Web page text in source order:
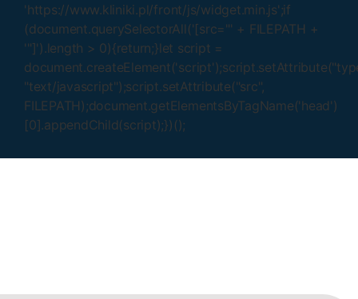
'https://www.kliniki.pl/front/js/widget.min.js';if
(document.querySelectorAll('[src="' + FILEPATH +
'"]').length > 0){return;}let script =
"text/javascript");script.setAttribute("src",
FILEPATH);document.getElementsByTagName('head')
[0].appendChild(script);})();